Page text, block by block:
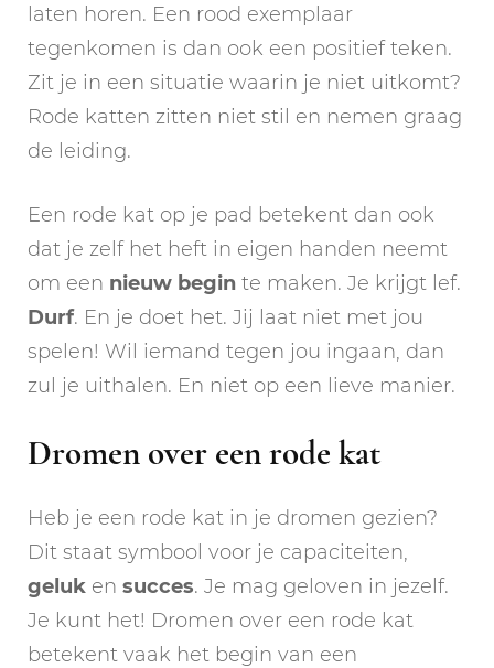
laten horen. Een rood exemplaar
tegenkomen is dan ook een positief teken.
Zit je in een situatie waarin je niet uitkomt?
Rode katten zitten niet stil en nemen graag
de leiding.
Een rode kat op je pad betekent dan ook
dat je zelf het heft in eigen handen neemt
om een nieuw begin te maken. Je krijgt lef.
Durf. En je doet het. Jij laat niet met jou
spelen! Wil iemand tegen jou ingaan, dan
zul je uithalen. En niet op een lieve manier.
Dromen over een rode kat
Heb je een rode kat in je dromen gezien?
Dit staat symbool voor je capaciteiten,
geluk en succes. Je mag geloven in jezelf.
Je kunt het! Dromen over een rode kat
betekent vaak het begin van een